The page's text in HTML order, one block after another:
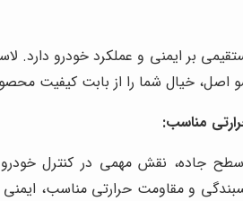
بر ایمنی و عملکرد خودرو دارد.
اصل، خیال شما را از بابت کیفیت
مناسب:
جاده، نقش مهمی در کنترل
و مقاومت حرارتی مناسب، ایمنی